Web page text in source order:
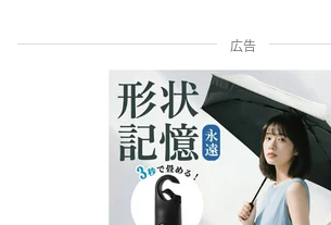
広告